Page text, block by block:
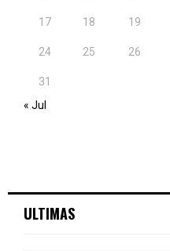
17 18 19
24 25 26
31
« Jul
ULTIMAS